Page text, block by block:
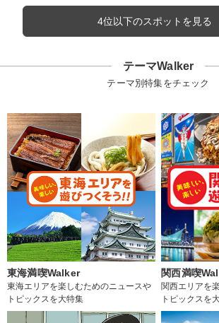
4位以下のスポットを見る
テーマWalker
テーマ別特集をチェック
東海満喫Walker
東海エリアを楽しむためのニュースや
トピックスを大特集
関西満喫
関西エリアを
トピックスを